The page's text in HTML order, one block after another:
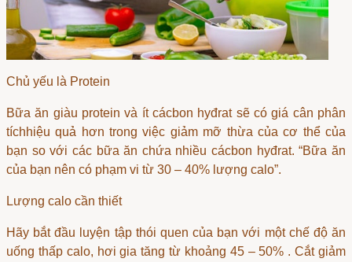
Chủ yếu là Protein
Bữa ăn giàu protein và ít cácbon hyđrat sẽ cógiá cân phân
tíchhiệu quả hơn trong việc giảm mỡ thừa của cơ thể của
bạn so với các bữa ăn chứa nhiều cácbon hyđrat. “Bữa ăn
của bạn nên có phạm vi từ 30 – 40% lượng calo”.
Lượng calo cần thiết
Hãy bắt đầu luyện tập thói quen của bạn với một chế độ ăn
uống thấp calo, hơi gia tăng từ khoảng 45 – 50% . Cắt giảm